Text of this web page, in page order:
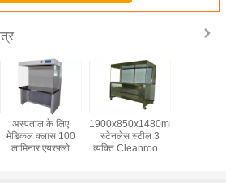
अस्पताल के लिए
मेडिकल क्लास 100
लामिनार एयरफ्लो
1900x850x1480mm
स्टेनलेस स्टील 3
व्यक्ति Cleanroom